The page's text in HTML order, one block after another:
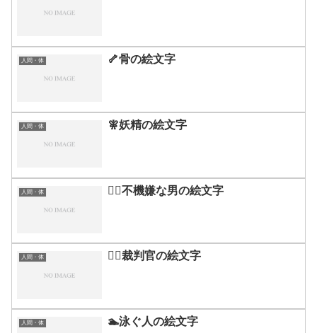
人間・体 🦴骨の絵文字
人間・体 🧚妖精の絵文字
人間・体 🙎‍♂️不機嫌な男の絵文字
人間・体 🧑‍⚖️裁判官の絵文字
人間・体 🏊泳ぐ人の絵文字